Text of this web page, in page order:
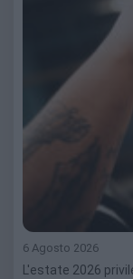
6 Agosto 2026
L'estate 2026